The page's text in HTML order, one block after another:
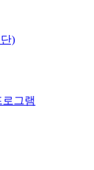
)
그램